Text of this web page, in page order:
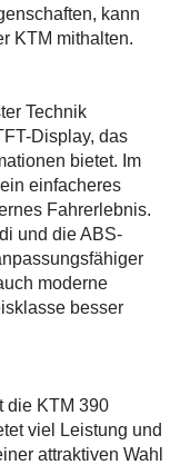
kann
KTM mithalten.
Technik
Display, das
bietet. Im
einfacheres
Fahrerlebnis.
und die ABS-
moderne
besser
die KTM 390
viel Leistung und
attraktiven Wahl